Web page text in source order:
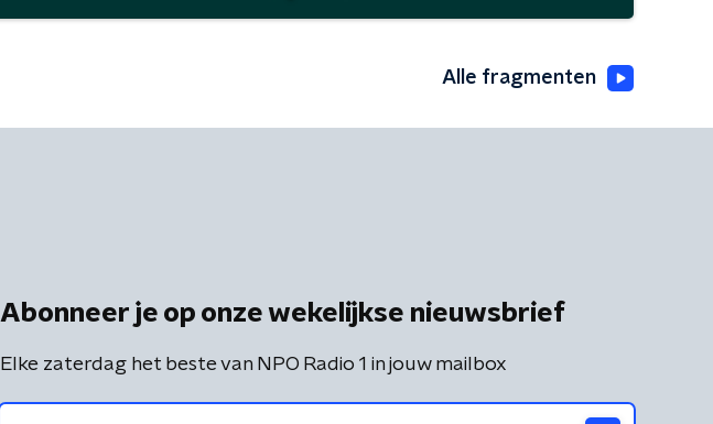
Alle fragmenten
Abonneer je op onze wekelijkse nieuwsbrief
Elke zaterdag het beste van NPO Radio 1 in jouw mailbox